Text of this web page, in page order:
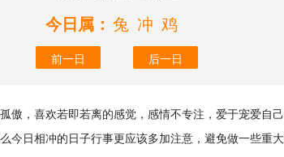
今日属： 兔冲鸡
前一日 后一日
傲，喜欢若即若离的感觉，感情不专注，爱于宠爱自
今日相冲的日子行事更应该多加注意，避免做一些重